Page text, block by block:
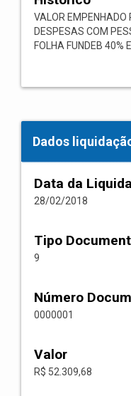
VALOR EMPENHADO
DESPESAS COM
FOLHA FUNDEB 40%
Dados
Data da
28/02/2018
Tipo
9
Número
0000001
Valor
R$ 52.309,68